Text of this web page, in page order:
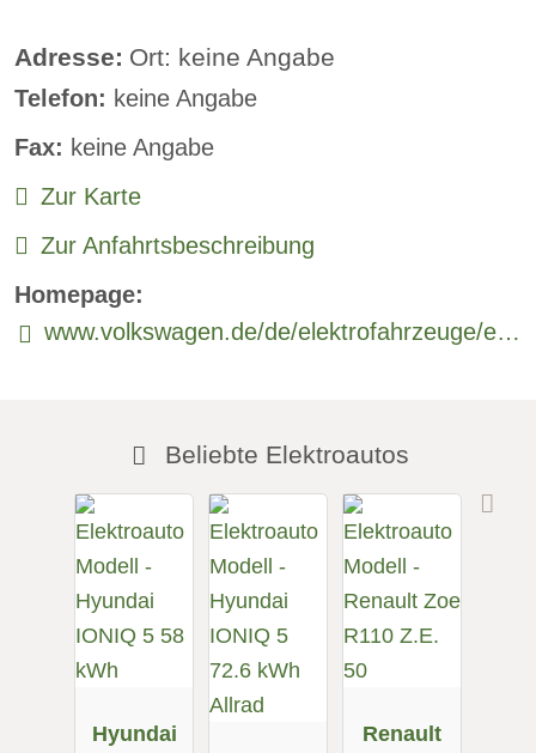
Lederlenkrad:
verfügbar
Standheizung:
verfügbar
Sprachsteuerung:
Rückfahrkamera
Sitzheizung vorne:
verfügbar
Sitzheizung hinten:
Adresse: Ort: keine Angabe
Telefon: keine Angabe
Fax: keine Angabe
Zur Karte
Zur Anfahrtsbeschreibung
Homepage:
www.volkswagen.de/de/elektrofahrzeuge/elektro-und-hybridfahrzeuge/id-buzz.html
Beliebte Elektroautos
Hyundai
Renault